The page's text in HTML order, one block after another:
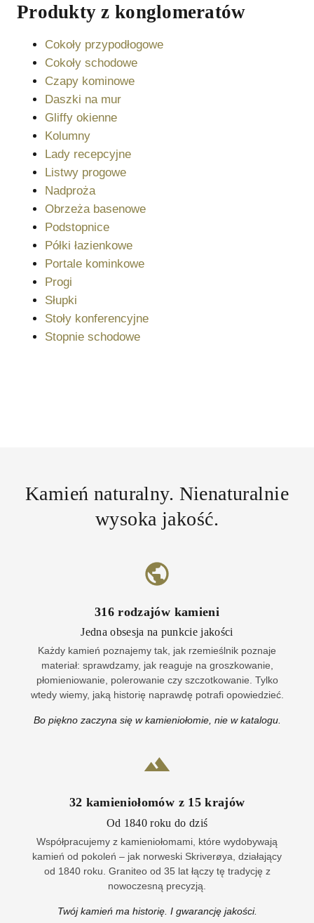
Produkty z konglomeratów
Cokoły przypodłogowe
Cokoły schodowe
Czapy kominowe
Daszki na mur
Gliffy okienne
Kolumny
Lady recepcyjne
Listwy progowe
Nadproża
Obrzeża basenowe
Podstopnice
Półki łazienkowe
Portale kominkowe
Progi
Słupki
Stoły konferencyjne
Stopnie schodowe
Kamień naturalny. Nienaturalnie
wysoka jakość.
316 rodzajów kamieni
Jedna obsesja na punkcie jakości
Każdy kamień poznajemy tak, jak rzemieślnik poznaje
materiał: sprawdzamy, jak reaguje na groszkowanie,
płomieniowanie, polerowanie czy szczotkowanie. Tylko
wtedy wiemy, jaką historię naprawdę potrafi opowiedzieć.
Bo piękno zaczyna się w kamieniołomie, nie w katalogu.
32 kamieniołomów z 15krajów
Od 1840 roku do dziś
Współpracujemy z kamieniołomami, które wydobywają
kamień od pokoleń – jak norweski Skriverøya, działający
od 1840 roku. Graniteo od 35 lat łączy tę tradycję z
nowoczesną precyzją.
Twój kamień ma historię. I gwarancję jakości.